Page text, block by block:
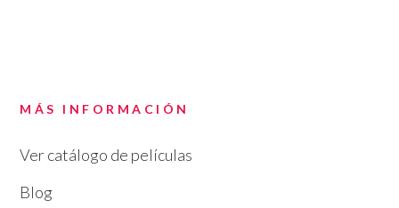
MÁS INFORMACIÓN
Ver catálogo de películas
Blog